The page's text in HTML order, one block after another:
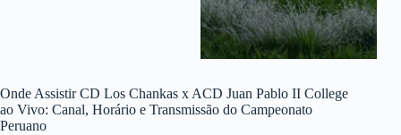
Onde Assistir CD Los Chankas x ACD Juan Pablo II College
ao Vivo: Canal, Horário e Transmissão do Campeonato
Peruano